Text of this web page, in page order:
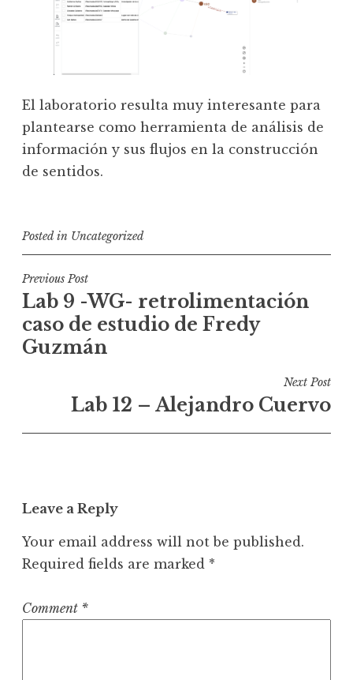
El laboratorio resulta muy interesante para
plantearse como herramienta de análisis de
información y sus flujos en la construcción
de sentidos.
Posted in Uncategorized
P
o
s
t
t
i
o
Previous Post
Lab 9 -WG- retrolimentación
caso de estudio de Fredy
Guzmán
Next Post
Lab 12 – Alejandro Cuervo
Leave a Reply
Your email address will not be published.
Required fields are marked *
Comment *